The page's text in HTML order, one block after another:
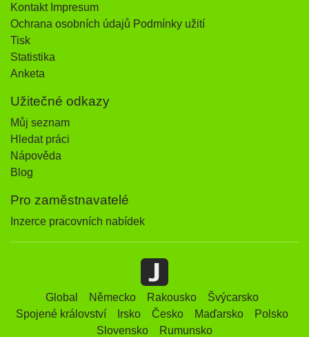
Kontakt Impresum
Ochrana osobních údajů Podmínky užití
Tisk
Statistika
Anketa
Užitečné odkazy
Můj seznam
Hledat práci
Nápověda
Blog
Pro zaměstnavatelé
Inzerce pracovních nabídek
Global Německo Rakousko
Švýcarsko
Spojené království
Irsko Česko Maďarsko
Polsko
Slovensko
Rumunsko